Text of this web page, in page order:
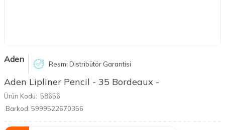
Aden Resmi Distribütör Garantisi
Aden Lipliner Pencil - 35 Bordeaux -
Ürün Kodu: 58656
Barkod: 5999522670356